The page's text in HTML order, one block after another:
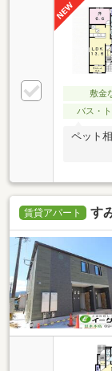
敷金
バス・
ペット
賃貸アパート す